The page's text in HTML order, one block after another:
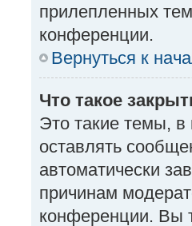
прилепленных
конференции.
Вернуться к
Что такое
Это такие темы, в
оставлять
автоматически
причинам
конференции. Вы